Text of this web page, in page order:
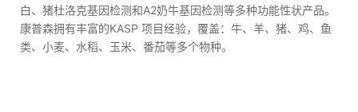
白、猪杜洛克基因检测和A2奶牛基因检测等多种功能性状产品。
康普森拥有丰富的KASP 项目经验，覆盖：牛、羊、猪、鸡、鱼
类、小麦、水稻、玉米、番茄等多个物种。